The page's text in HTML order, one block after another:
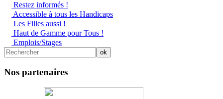
Restez informés !
Accessible à tous les Handicaps
Les Filles aussi !
Haut de Gamme pour Tous !
Emplois/Stages
Nos partenaires